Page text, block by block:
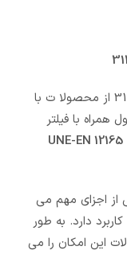
شیر یکطرفه برنجی خنبره 1 اینچ مدل 06 3121 از محصولا ت با
با فیلتر
UNE-EN 12165
اجزای مهم می
دارد. به طور
این امکان را می